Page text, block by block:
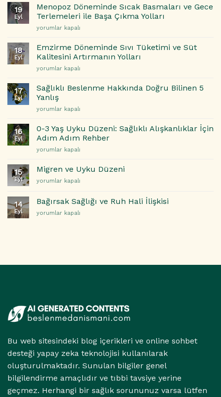
ve
Denge
Doğal
için
Kemik
Sağlığını
Korumak
İçin
Etkili
Beslenme
için
19
Eyl
Menopoz Döneminde Sıcak Basmaları ve Gece
Terlemeleri ile Başa Çıkma Yolları
Menopoz
Sıcak
Basmaları
ve
Gece
ile
Başa
Yolları
yorumlar kapalı
18
Eyl
Emzirme Döneminde Sıvı Tüketimi ve Süt
Kalitesini Artırmanın Yolları
Emzirme
Sıvı
Tüketimi
ve
Süt
Artırmanın
Yolları
yorumlar kapalı
17
Eyl
Sağlıklı Beslenme Hakkında Doğru Bilinen 5
Yanlış
Sağlıklı
Hakkında
Doğru
Bilinen
5
için
yorumlar kapalı
16
Eyl
0-3 Yaş Uyku Düzeni: Sağlıklı Alışkanlıklar İçin
Adım Adım Rehber
0-
Yaş
Uyku
Düzeni:
Alışkanlıklar
Adım
yorumlar kapalı
15
Eyl
Migren ve Uyku Düzeni
Migren
Uyku
Düzeni
için
yorumlar kapalı
14
Eyl
Bağırsak Sağlığı ve Ruh Hali İlişkisi
Bağırsak
yorumlar kapalı
Bu web sitesindeki blog içerikleri ve online sohbet
desteği yapay zeka teknolojisi kullanılarak
oluşturulmaktadır. Sunulan bilgiler genel
bilgilendirme amaçlıdır ve tıbbi tavsiye yerine
geçmez. Herhangi bir sağlık sorununuz varsa lütfen